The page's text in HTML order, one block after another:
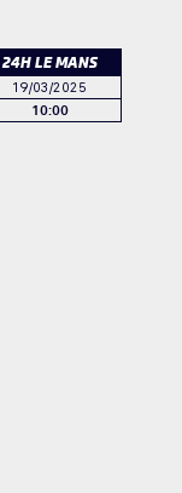
24H LE MANS
19/03/2025
10:00